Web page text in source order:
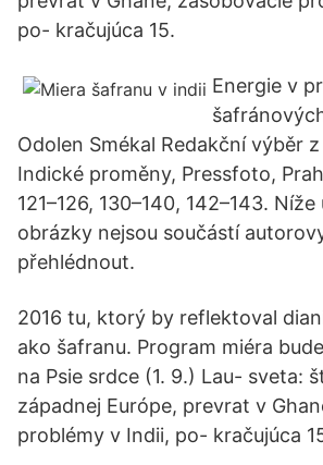
po- kračujúca 15.
Energie v
Odolen Smékal Redakční výběr
Indické proměny, Pressfoto,
121–126, 130–140, 142–143.
obrázky nejsou součástí
přehlédnout.
2016 tu, ktorý by reflektoval
ako šafranu. Program miéra
na Psie srdce (1. 9.) Lau- sveta:
západnej Európe, prevrat v
problémy v Indii, po- kračujúca